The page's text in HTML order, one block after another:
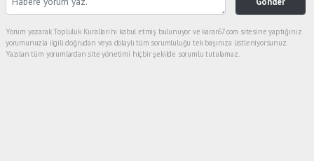
Yorum yazarak Topluluk Kuralları’nı kabul etmiş bulunuyor ve karar67.com sitesine yaptığınız
yorumunuzla ilgili doğrudan veya dolaylı tüm sorumluluğu tek başınıza üstleniyorsunuz.
Yazılan tüm yorumlardan site yönetimi hiçbir şekilde sorumlu tutulamaz.